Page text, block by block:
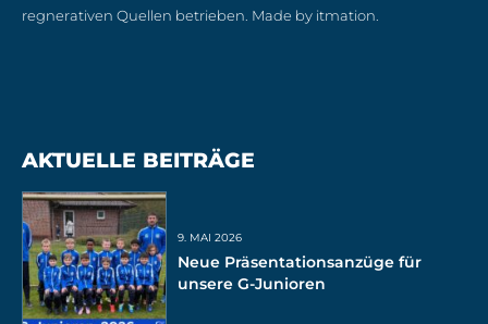
regnerativen Quellen betrieben. Made by itmation.
AKTUELLE BEITRÄGE
9. MAI 2026
Neue Präsentationsanzüge für
unsere G-Junioren